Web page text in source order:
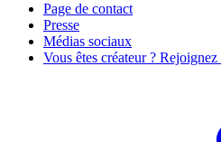
Page de contact
Presse
Médias sociaux
Vous êtes créateur ? Rejoignez